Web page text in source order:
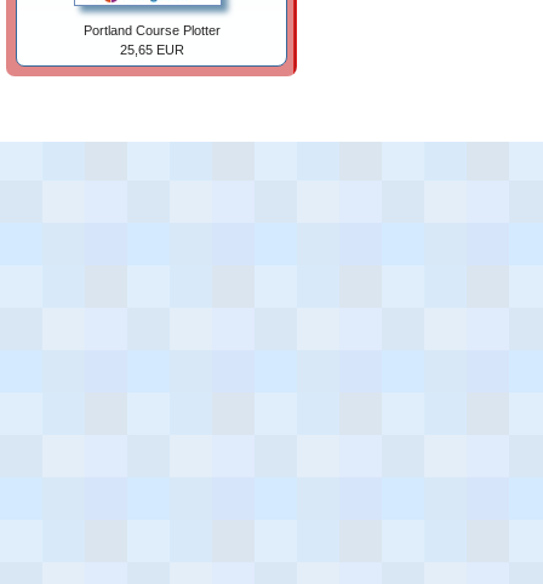
Portland Course Plotter
25,65 EUR